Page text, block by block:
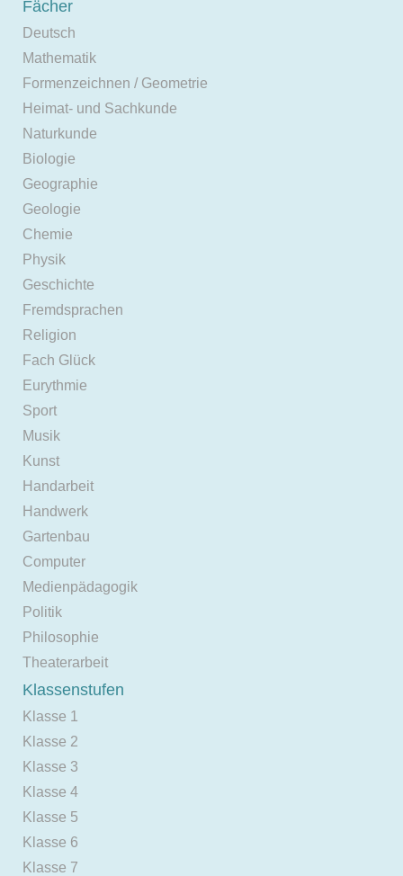
Fächer
Deutsch
Mathematik
Formenzeichnen / Geometrie
Heimat- und Sachkunde
Naturkunde
Biologie
Geographie
Geologie
Chemie
Physik
Geschichte
Fremdsprachen
Religion
Fach Glück
Eurythmie
Sport
Musik
Kunst
Handarbeit
Handwerk
Gartenbau
Computer
Medienpädagogik
Politik
Philosophie
Theaterarbeit
Klassenstufen
Klasse 1
Klasse 2
Klasse 3
Klasse 4
Klasse 5
Klasse 6
Klasse 7